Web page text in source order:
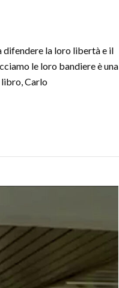
difendere la loro libertà e il
le loro bandiere è una
libro, Carlo